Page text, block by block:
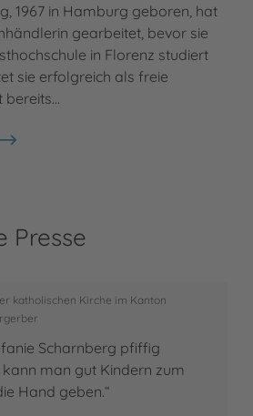
1967 in Hamburg geboren, hat
gearbeitet, bevor sie
in Florenz studiert
sie erfolgreich als freie
bereits…
Presse
katholischen Kirche im Kanton
Scharnberg pfiffig
man gut Kindern zum
Hand geben.“